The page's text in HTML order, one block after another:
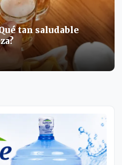
tan saludable